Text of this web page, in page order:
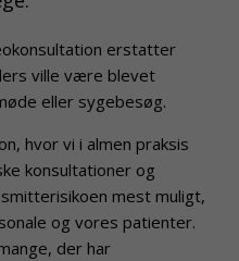
erstatter
ville være blevet
eller sygebesøg.
hvor vi i almen praksis
konsultationer og
mest muligt,
og vores patienter.
der har